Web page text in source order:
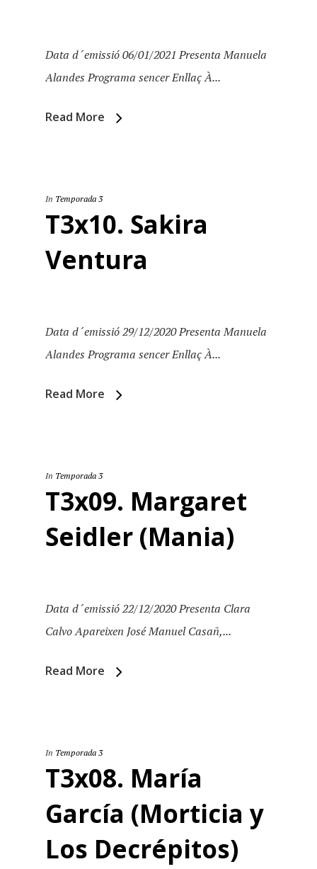
Data d´emissió 06/01/2021 Presenta Manuela
Alandes Programa sencer Enllaç À...
Read More
In Temporada 3
T3x10. Sakira
Ventura
Data d´emissió 29/12/2020 Presenta Manuela
Alandes Programa sencer Enllaç À...
Read More
In Temporada 3
T3x09. Margaret
Seidler (Mania)
Data d´emissió 22/12/2020 Presenta Clara
Calvo Apareixen José Manuel Casañ,...
Read More
In Temporada 3
T3x08. María
García (Morticia y
Los Decrépitos)
Inici
Temporades
Temporada 5
Agraïments